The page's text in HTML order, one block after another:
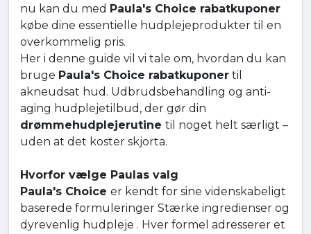
nu kan du med Paula's Choice rabatkuponer
købe dine essentielle hudplejeprodukter til en
overkommelig pris.
Her i denne guide vil vi tale om, hvordan du kan
bruge Paula's Choice rabatkuponer til
akneudsat hud. Udbrudsbehandling og anti-
aging hudplejetilbud, der gør din
drømmehudplejerutine til noget helt særligt –
uden at det koster skjorta.
Hvorfor vælge Paulas valg
Paula's Choice er kendt for sine videnskabeligt
baserede formuleringer Stærke ingredienser og
dyrevenlig hudpleje . Hver formel adresserer et